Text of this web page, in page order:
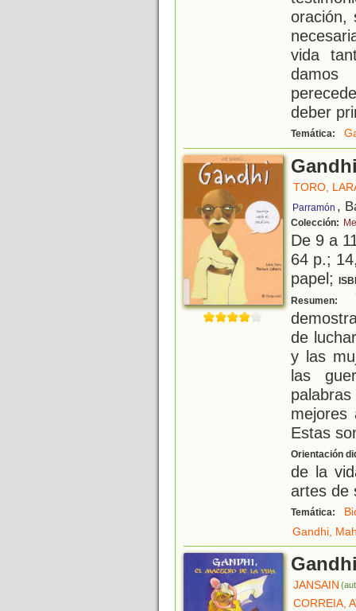
oración,
vida
deber
Temática:
TORO,
Parramón ,
Colección:
De 9 a
64 p.;
papel;
Resumen:
de
y las
las
mejores
Estas
Orientación
de la
artes de
Temática:
Gandhi,
JANSAIN
CORREIA,